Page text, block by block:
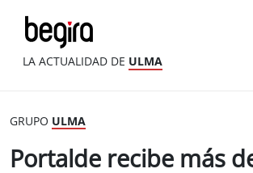
LA ACTUALIDAD DE ULMA
GRUPO ULMA
Portalde recibe más